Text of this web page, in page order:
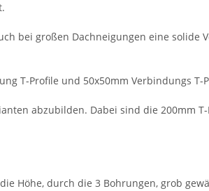
bei großen Dachneigungen eine solide
T-Profile und 50x50mm Verbindungs T-
abzubilden. Dabei sind die 200mm
Höhe, durch die 3 Bohrungen, grob